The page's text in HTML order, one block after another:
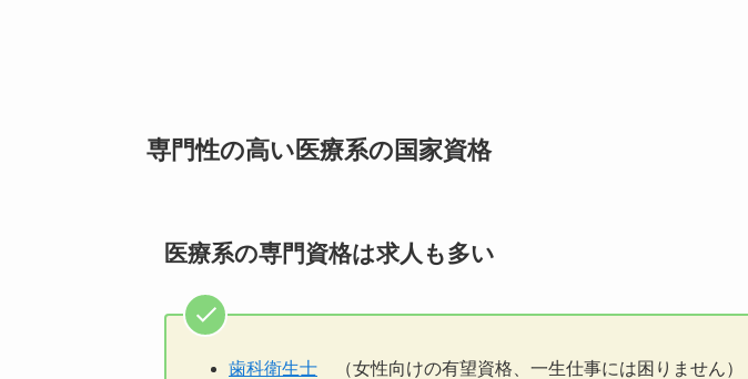
専門性の高い医療系の国家資格
医療系の専門資格は求人も多い
歯科衛生士 （女性向けの有望資格、一生仕事には困りません）